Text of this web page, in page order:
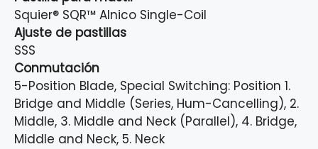
Squier® SQR™ Alnico Single-Coil
Ajuste de pastillas
SSS
Conmutación
5-Position Blade, Special Switching: Position 1.
Bridge and Middle (Series, Hum-Cancelling), 2.
Middle, 3. Middle and Neck (Parallel), 4. Bridge,
Middle and Neck, 5. Neck